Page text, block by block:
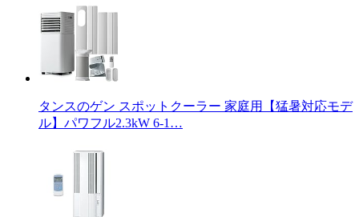
タンスのゲン スポットクーラー 家庭用【猛暑対応モデ
ル】パワフル2.3kW 6-1…